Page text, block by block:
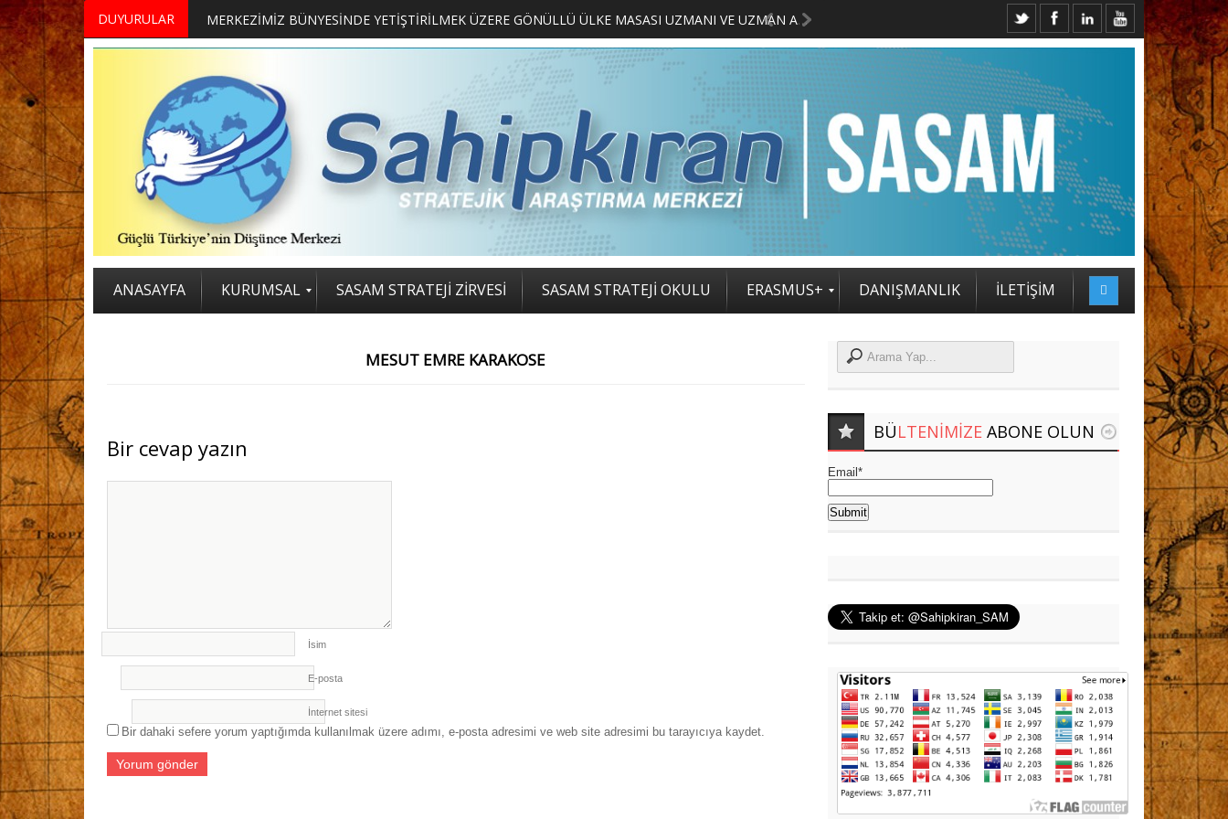
DUYURULAR MERKEZİMİZ BÜNYESİNDE YETİŞTİRİLMEK ÜZERE GÖNÜLLÜ ÜLKE MASASI UZMANI VE UZMAN ADAYLARI ARIYORUZ 2. SASAM STRATEJİ ZİRVESİ KATILIMCILARI BELLİ OLDU
ANASAYFA KURUMSAL SASAM STRATEJİ ZİRVESİ SASAM STRATEJİ OKULU ERASMUS+ DANIŞMANLIK İLETİŞİM
MESUT EMRE KARAKOSE
Bir cevap yazın
İsim
E-posta
İnternet sitesi
Bir dahaki sefere yorum yaptığımda kullanılmak üzere adımı, e-posta adresimi ve web site adresimi bu tarayıcıya kaydet.
BÜLTENIMIZE ABONE OLUN
Email*